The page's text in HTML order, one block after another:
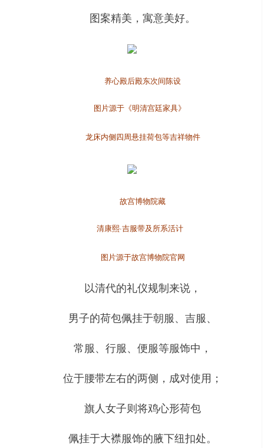
图案精美，寓意美好。
养心殿后殿东次间陈设
图片源于《明清宫廷家具》
龙床内侧四周悬挂荷包等吉祥物件
故宫博物院藏
清康熙·吉服带及所系活计
图片源于故宫博物院官网
以清代的礼仪规制来说，
男子的荷包佩挂于朝服、吉服、
常服、行服、便服等服饰中，
位于腰带左右的两侧，成对使用；
旗人女子则将鸡心形荷包
佩挂于大襟服饰的腋下纽扣处。